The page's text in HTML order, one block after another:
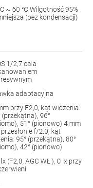
~ 60 °C Wilgotność 95%
(bez kondensacji)
1/2,7 cala
adaptacyjna
przy F2,0, kąt widzenia:
(przekątna), 96°
51° (pionowo) 4 mm
f/2.0, kąt
95° (przekątna), 80°
42° (pionowo)
(F2,0, AGC WŁ.), 0 lx przy